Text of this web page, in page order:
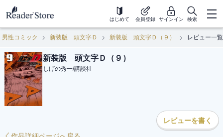
はじめて 会員登録 サインイン 検索
男性コミック 新装版 頭文字Ｄ 新装版 頭文字Ｄ（９） レビュー一覧
新装版 頭文字Ｄ（９）
しげの秀一/講談社
レビューを書く